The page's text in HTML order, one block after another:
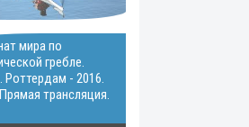
мира по
гребле.
- 2016.
трансляция.